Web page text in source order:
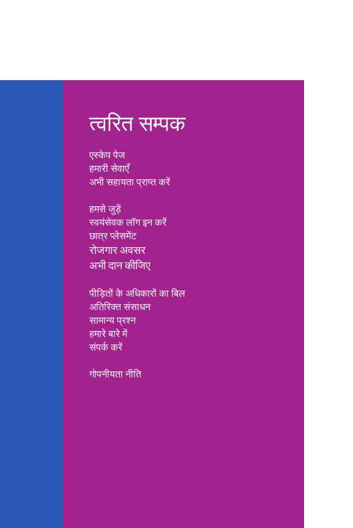
त्वरित सम्पक
एस्केप पेज
हमारी सेवाएँ
अभी सहायता प्राप्त करें
हमसे जुड़ें
स्वयंसेवक लॉग इन करें
छात्र प्लेसमेंट
रोजगार अवसर
अभी दान कीजिए
पीड़ितों के अधिकारों का बिल
अतिरिक्त संसाधन
सामान्य प्रश्न
हमारे बारे में
संपर्क करें
गोपनीयता नीति